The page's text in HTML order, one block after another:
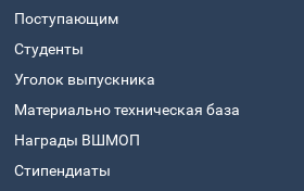
Поступающим
Студенты
Уголок выпускника
Материально техническая база
Награды ВШМОП
Стипендиаты